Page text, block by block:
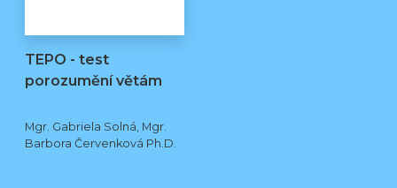
TEPO - test
porozumění větám
Mgr. Gabriela Solná, Mgr.
Barbora Červenková Ph.D.